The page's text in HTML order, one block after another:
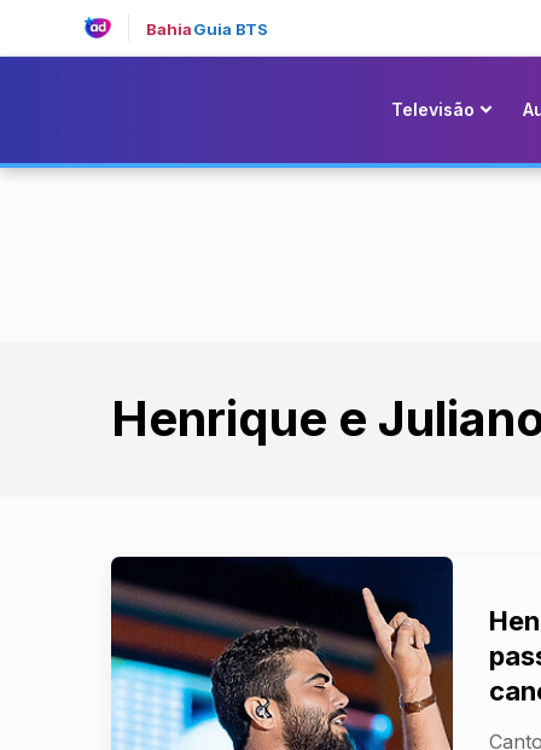
BahiaGuia BTS
Televisão
Henrique e